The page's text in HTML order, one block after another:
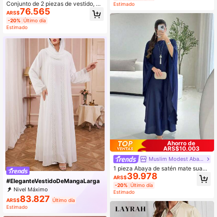
Conjunto de 2 piezas de vestido, es
tilo streetwear de moda, bata borda
da + pañuelo, abaya modesta para
primavera y otoño
ARS$76.565
-20% Último día
Estimado
#EleganteVestidoDeMangaLarga
Nivel Máximo
ARS$83.827 Último día
Estimado
otoño
Estimado
Ahorro de
ARS$10.003
Muslim Modest Abaya
1 pieza Abaya de satén mate suav
e, holgada, cómoda, elegante, de m
oda y versátil, adecuada para el us
o diario de mujeres en Eid, primaver
a y otoño
ARS$39.978
-20% Último día
Estimado